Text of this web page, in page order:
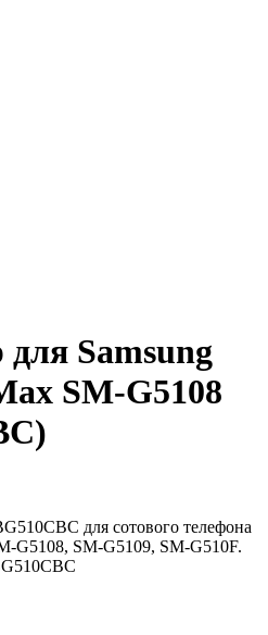
Samsung
SM-G5108
для сотового телефона
G5108, SM-G5109, SM-G510F.